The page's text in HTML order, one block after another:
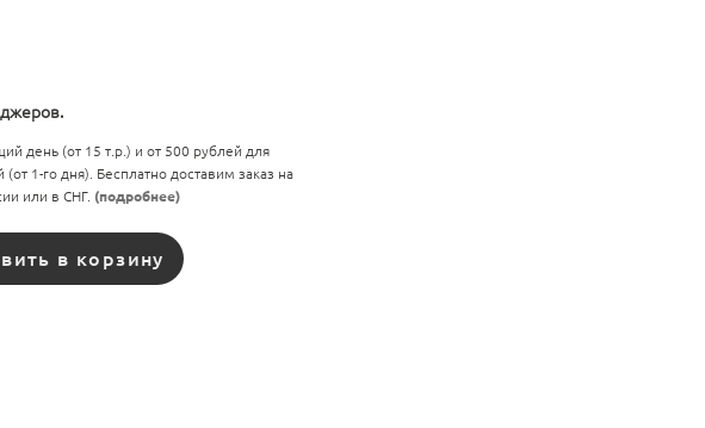
день (от 15 т.р.) и от 500 рублей для
1-го дня). Бесплатно доставим заказ на
или в СНГ. (подробнее)
в корзину